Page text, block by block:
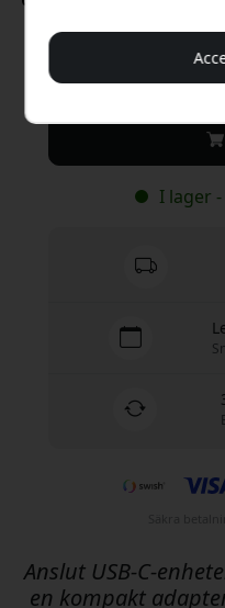
I lager
Anslut USB-C-
en kompakt